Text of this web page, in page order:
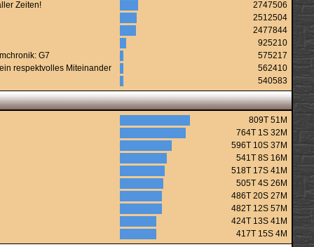
Zeiten!
2747506
2512504
2477844
925210
G7
575217
respektvolles Miteinander
562410
540583
809T 51M
764T 1S 32M
596T 10S 37M
541T 8S 16M
518T 17S 41M
505T 4S 26M
486T 20S 27M
482T 12S 57M
424T 13S 41M
417T 15S 4M